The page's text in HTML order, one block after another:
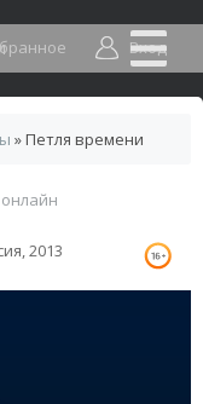
Вход
» Петля времени
2013